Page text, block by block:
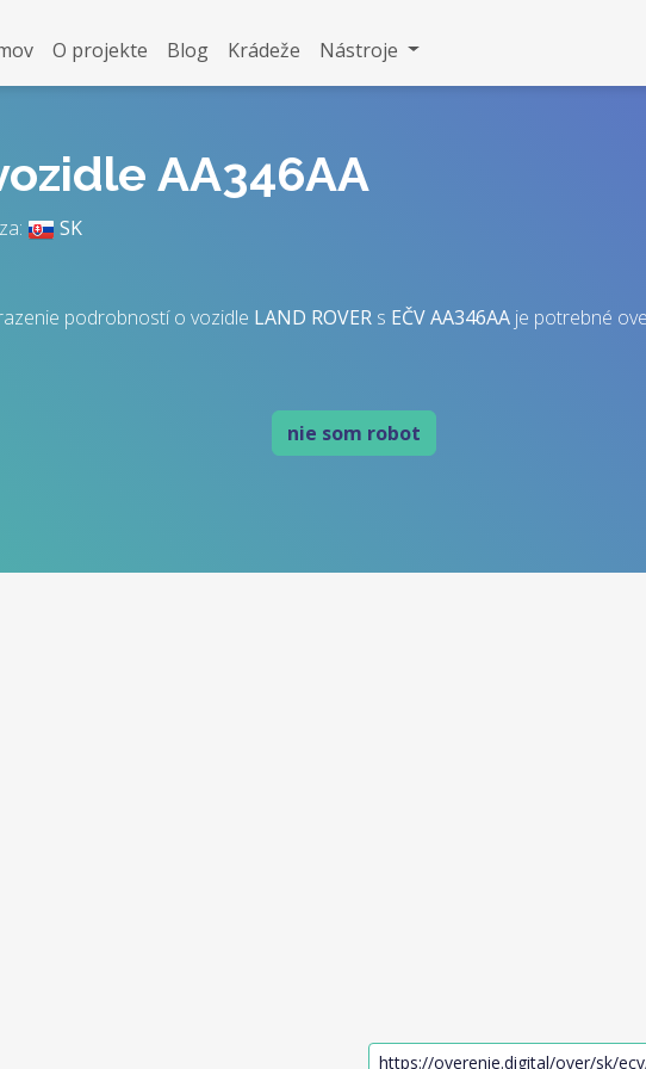
O projekte Blog Krádeže Nástroje
AA346AA
SK
podrobností o vozidle LAND ROVER s EČVAA346AA je potrebné
nie som robot